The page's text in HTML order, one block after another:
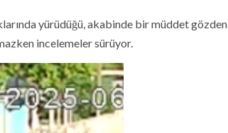
yürüdüğü, akabinde bir müddet gözden
incelemeler sürüyor.